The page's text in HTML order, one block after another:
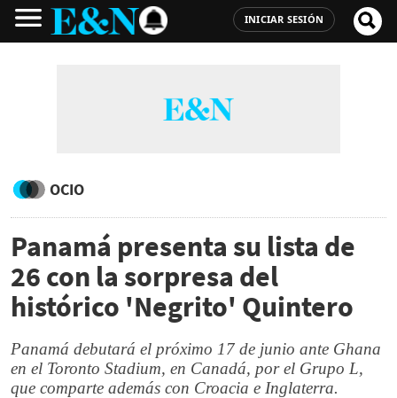
INICIAR SESIÓN
OCIO
Panamá presenta su lista de
26 con la sorpresa del
histórico 'Negrito' Quintero
Panamá debutará el próximo 17 de junio ante Ghana
en el Toronto Stadium, en Canadá, por el Grupo L,
que comparte además con Croacia e Inglaterra.